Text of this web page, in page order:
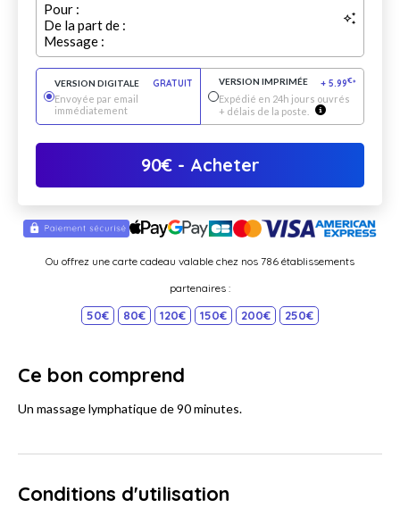
Pour :
De la part de :
Message :
VERSION DIGITALE
GRATUIT
Envoyée par email
immédiatement
VERSION IMPRIMÉE + 5.99€*
Expédié en 24h jours ouvrés
+ délais de la poste.
90€- Acheter
Ou offrez une carte cadeau valable chez nos 786 établissements
partenaires :
50€ 80€ 120€ 150€ 200€ 250€
Ce bon comprend
Un massage lymphatique de 90 minutes.
Conditions d'utilisation